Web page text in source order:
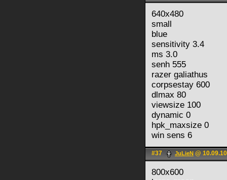
640x480
small
blue
sensitivity 3.4
ms 3.0
senh 555
razer galiathus
corpsestay 600
dlmax 80
viewsize 100
dynamic 0
hpk_maxsize 0
win sens 6
#37 JuLieN @
800x600